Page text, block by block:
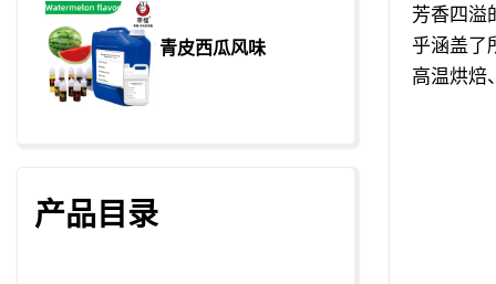
青皮西瓜风味
产品目录
芳香四溢
乎涵盖了
高温烘焙